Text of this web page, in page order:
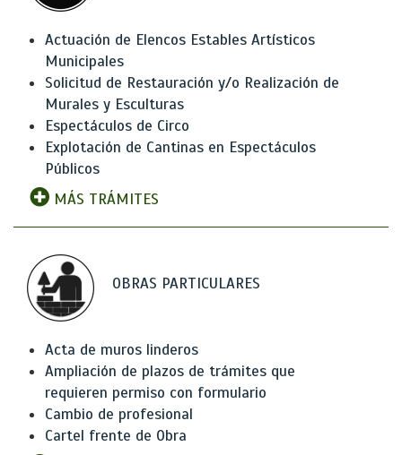
Actuación de Elencos Estables Artísticos
Municipales
Solicitud de Restauración y/o Realización de
Murales y Esculturas
Espectáculos de Circo
Explotación de Cantinas en Espectáculos
Públicos
MÁS TRÁMITES
OBRAS PARTICULARES
Acta de muros linderos
Ampliación de plazos de trámites que
requieren permiso con formulario
Cambio de profesional
Cartel frente de Obra